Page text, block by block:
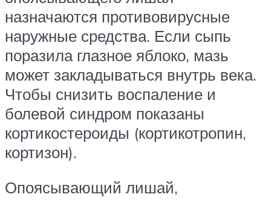
назначаются противовирусные
наружные средства. Если сыпь
поразила глазное яблоко, мазь
может закладываться внутрь века.
Чтобы снизить воспаление и
болевой синдром показаны
кортикостероиды (кортикотропин,
кортизон).
Опоясывающий лишай,